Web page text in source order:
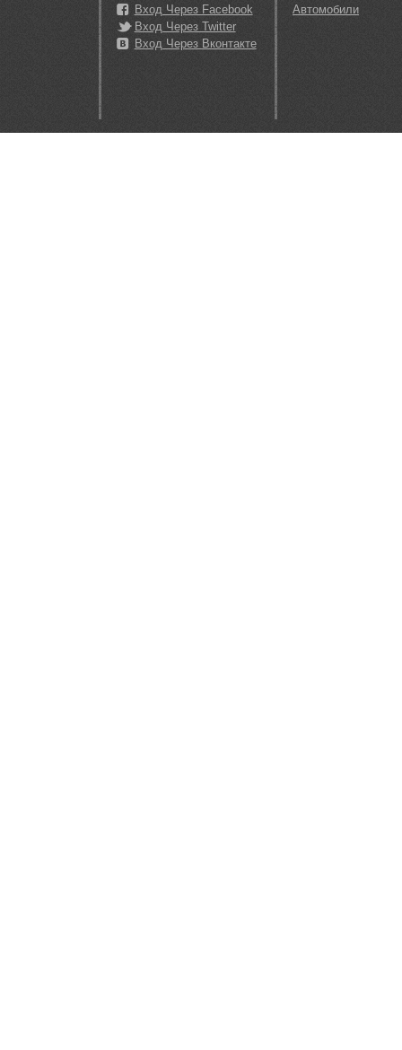
Вход Через Facebook
Вход Через Twitter
Вход Через Вконтакте
Автомобили